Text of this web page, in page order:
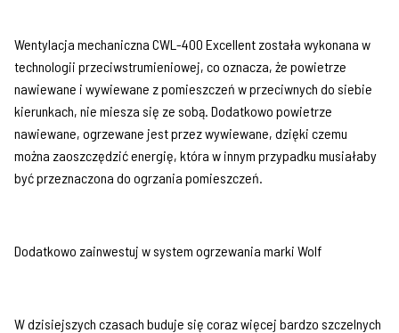
Wentylacja mechaniczna CWL-400 Excellent została wykonana w
technologii przeciwstrumieniowej, co oznacza, że powietrze
nawiewane i wywiewane z pomieszczeń w przeciwnych do siebie
kierunkach, nie miesza się ze sobą. Dodatkowo powietrze
nawiewane, ogrzewane jest przez wywiewane, dzięki czemu
można zaoszczędzić energię, która w innym przypadku musiałaby
być przeznaczona do ogrzania pomieszczeń.
Dodatkowo zainwestuj w system ogrzewania marki Wolf
W dzisiejszych czasach buduje się coraz więcej bardzo szczelnych